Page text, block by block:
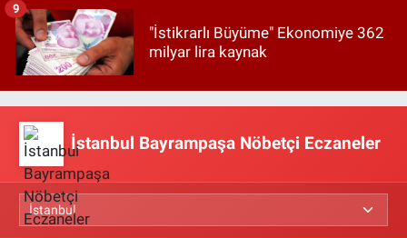
"İstikrarlı Büyüme" Ekonomiye 362
milyar lira kaynak
9
İstanbul Bayrampaşa Nöbetçi Eczaneler